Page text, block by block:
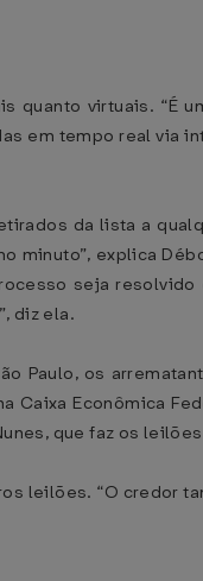
virtuais. “É
em tempo real via
da lista a
explica
seja
diz ela.
Paulo, os
Caixa Econômica
que faz os leilões
leilões. “O credor